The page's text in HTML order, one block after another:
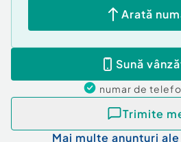
Posibilitate parcare: Da
Arată
Sună
numar de
Trimite
Mai multe anunțuri